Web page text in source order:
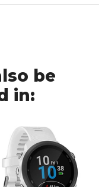
be
in: